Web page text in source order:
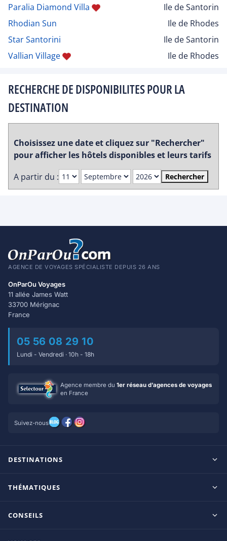
Paralia Diamond Villa
Ile de Santorin
Rhodian Sun
Ile de Rhodes
Star Santorini
Ile de Santorin
Vallian Village
Ile de Rhodes
RECHERCHE DE DISPONIBILITES POUR LA
DESTINATION
Choisissez une date et cliquez sur "Rechercher"
pour afficher les hôtels disponibles et leurs tarifs
A partir du :
Rechercher
AGENCE DE VOYAGES SPÉCIALISTE DEPUIS 26 ANS
OnParOu Voyages
11 allée James Watt
33700 Mérignac
France
05 56 08 29 10
Lundi - Vendredi · 10h - 18h
Agence membre du 1er réseau d’agences de voyages
en France
Suivez-nous
DESTINATIONS
Ile Maurice
THÉMATIQUES
CONSEILS